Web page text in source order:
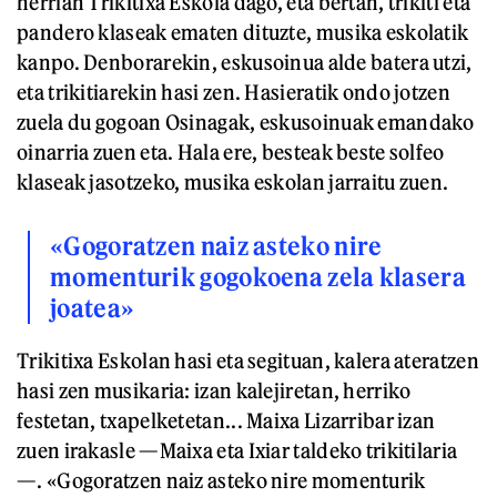
pandero klaseak ematen dituzte, musika eskolatik
kanpo. Denborarekin, eskusoinua alde batera utzi,
eta trikitiarekin hasi zen. Hasieratik ondo jotzen
zuela du gogoan Osinagak, eskusoinuak emandako
oinarria zuen eta. Hala ere, besteak beste solfeo
klaseak jasotzeko, musika eskolan jarraitu zuen.
«Gogoratzen naiz asteko nire
momenturik gogokoena zela klasera
joatea»
Trikitixa Eskolan hasi eta segituan, kalera ateratzen
hasi zen musikaria: izan kalejiretan, herriko
festetan, txapelketetan... Maixa Lizarribar izan
zuen irakasle —Maixa eta Ixiar taldeko trikitilaria
—. «Gogoratzen naiz asteko nire momenturik